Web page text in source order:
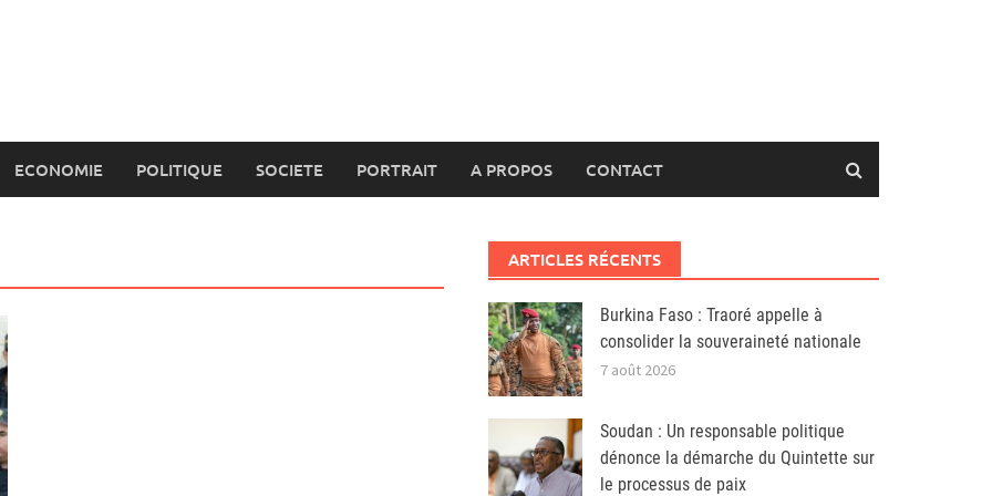
ECONOMIE POLITIQUE SOCIETE PORTRAIT A PROPOS CONTACT
ARTICLES RÉCENTS
Burkina Faso : Traoré appelle à
consolider la souveraineté nationale
7 août 2026
Soudan : Un responsable politique
dénonce la démarche du Quintette sur
le processus de paix